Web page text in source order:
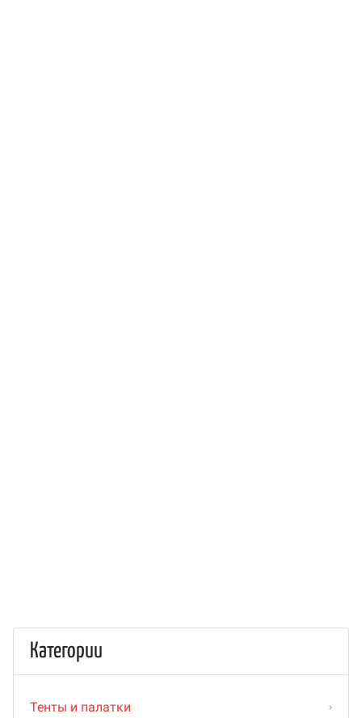
Категории
Тенты и палатки